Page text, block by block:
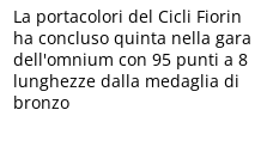
La portacolori del Cicli Fiorin
ha concluso quinta nella gara
dell'omnium con 95 punti a 8
lunghezze dalla medaglia di
bronzo